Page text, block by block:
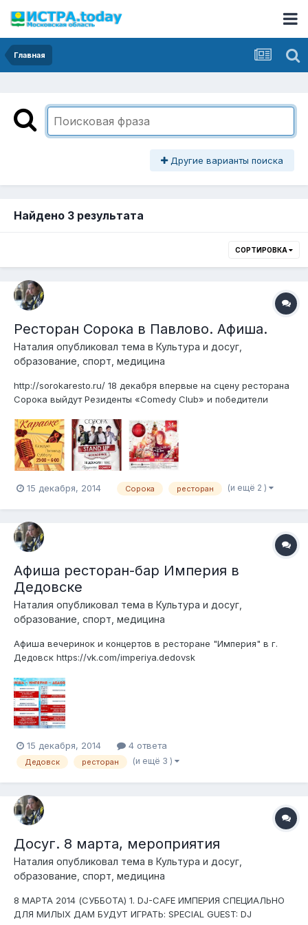
Главная
Другие варианты поиска
Найдено 3 результата
СОРТИРОВКА
Ресторан Сорока в Павлово. Афиша.
Наталия опубликовал тема в Культура и досуг,
образование, спорт, медицина
http://sorokaresto.ru/ 18 декабря впервые на сцену ресторана
Сорока выйдут Резиденты «Comedy Club» и победители
выступление дополнит настоящая волна искромётного
юмора от Сергея «Сергеича» Кутергина и молодого
харизматичного «Ванюши»....
15 декабря, 2014 Сорока ресторан (и ещё 2 )
Афиша ресторан-бар Империя в
Дедовске
Наталия опубликовал тема в Культура и досуг,
образование, спорт, медицина
Афиша вечеринок и концертов в ресторане "Империя" в г.
Дедовск https://vk.com/imperiya.dedovsk
15 декабря, 2014 4 ответа
Дедовск ресторан (и ещё 3 )
Досуг. 8 марта, мероприятия
Наталия опубликовал тема в Культура и досуг,
образование, спорт, медицина
8 МАРТА 2014 (СУББОТА) 1. DJ-CAFE ИМПЕРИЯ СПЕЦИАЛЬНО
ДЛЯ МИЛЫХ ДАМ БУДУТ ИГРАТЬ: SPECIAL GUEST: DJ